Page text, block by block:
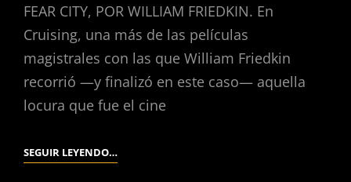
FEAR CITY, POR WILLIAM FRIEDKIN. En
Cruising, una más de las películas
magistrales con las que William Friedkin
recorrió —y finalizó en este caso— aquella
locura que fue el cine
SEGUIR LEYENDO…CRUISING.